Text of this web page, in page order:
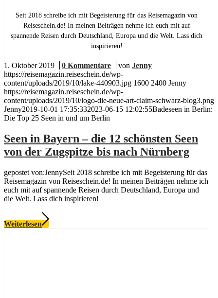
Seit 2018 schreibe ich mit Begeisterung für das Reisemagazin von
Reiseschein.de! In meinen Beiträgen nehme ich euch mit auf
spannende Reisen durch Deutschland, Europa und die Welt. Lass dich
inspirieren!
1. Oktober 2019 0 Kommentare von Jenny
https://reisemagazin.reiseschein.de/wp-
content/uploads/2019/10/lake-440903.jpg 1600 2400 Jenny
https://reisemagazin.reiseschein.de/wp-
content/uploads/2019/10/logo-die-neue-art-claim-schwarz-blog3.png
Jenny2019-10-01 17:35:332023-06-15 12:02:55Badeseen in Berlin:
Die Top 25 Seen in und um Berlin
Seen in Bayern – die 12 schönsten Seen
von der Zugspitze bis nach Nürnberg
gepostet von:JennySeit 2018 schreibe ich mit Begeisterung für das
Reisemagazin von Reiseschein.de! In meinen Beiträgen nehme ich
euch mit auf spannende Reisen durch Deutschland, Europa und
die Welt. Lass dich inspirieren!
Weiterlesen